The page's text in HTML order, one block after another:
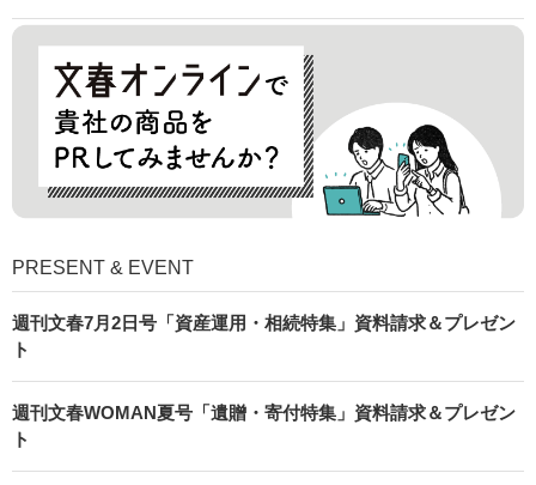
PRESENT & EVENT
週刊文春7月2日号「資産運用・相続特集」資料請求＆プレゼン
ト
週刊文春WOMAN夏号「遺贈・寄付特集」資料請求＆プレゼン
ト